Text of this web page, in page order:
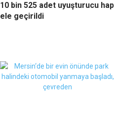
10 bin 525 adet uyuşturucu hap
ele geçirildi